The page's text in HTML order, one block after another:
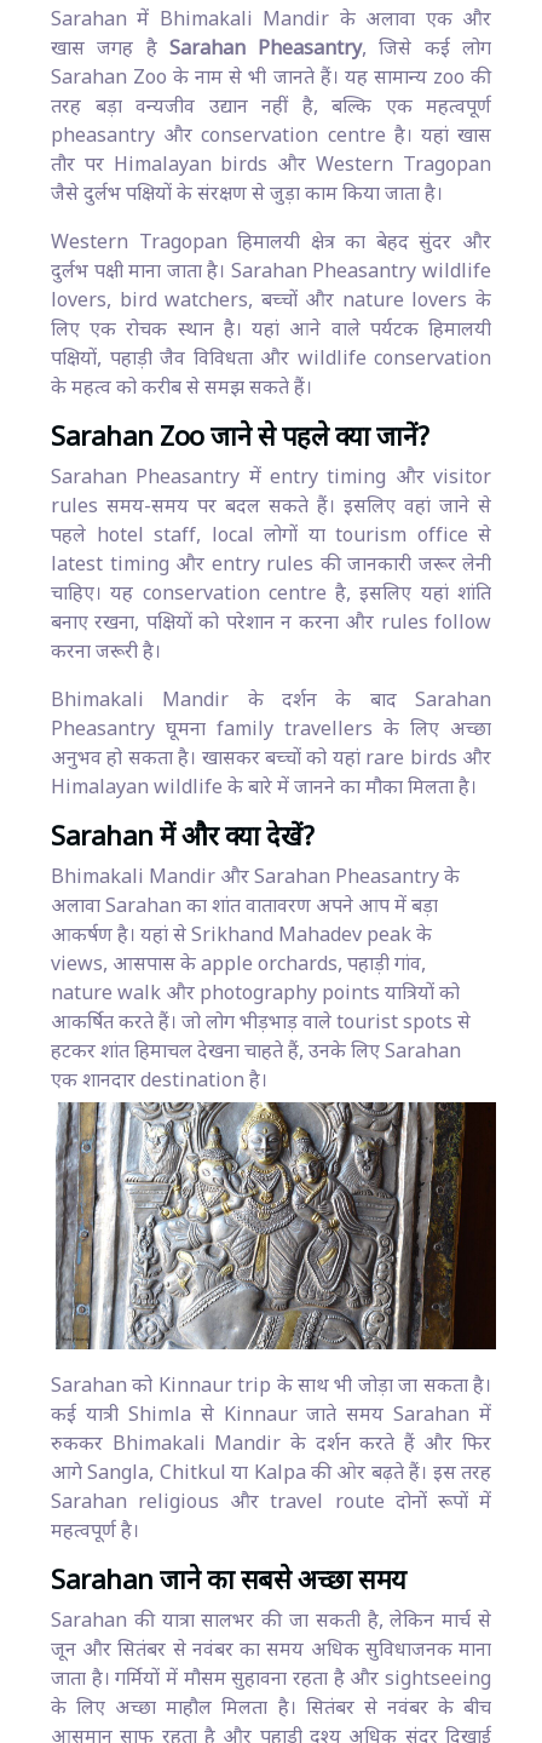
Sarahan में Bhimakali Mandir के अलावा एक और
खास जगह है Sarahan Pheasantry, जिसे कई लोग
Sarahan Zoo के नाम से भी जानते हैं। यह सामान्य zoo की
तरह बड़ा वन्यजीव उद्यान नहीं है, बल्कि एक महत्वपूर्ण
pheasantry और conservation centre है। यहां खास
तौर पर Himalayan birds और Western Tragopan
जैसे दुर्लभ पक्षियों के संरक्षण से जुड़ा काम किया जाता है।
Western Tragopan हिमालयी क्षेत्र का बेहद सुंदर और
दुर्लभ पक्षी माना जाता है। Sarahan Pheasantry wildlife
lovers, bird watchers, बच्चों और nature lovers के
लिए एक रोचक स्थान है। यहां आने वाले पर्यटक हिमालयी
पक्षियों, पहाड़ी जैव विविधता और wildlife conservation
के महत्व को करीब से समझ सकते हैं।
Sarahan Zoo जाने से पहले क्या जानें?
Sarahan Pheasantry में entry timing और visitor
rules समय-समय पर बदल सकते हैं। इसलिए वहां जाने से
पहले hotel staff, local लोगों या tourism office से
latest timing और entry rules की जानकारी जरूर लेनी
चाहिए। यह conservation centre है, इसलिए यहां शांति
बनाए रखना, पक्षियों को परेशान न करना और rules follow
करना जरूरी है।
Bhimakali Mandir के दर्शन के बाद Sarahan
Pheasantry घूमना family travellers के लिए अच्छा
अनुभव हो सकता है। खासकर बच्चों को यहां rare birds और
Himalayan wildlife के बारे में जानने का मौका मिलता है।
Sarahan में और क्या देखें?
Bhimakali Mandir और Sarahan Pheasantry के
अलावा Sarahan का शांत वातावरण अपने आप में बड़ा
आकर्षण है। यहां से Srikhand Mahadev peak के
views, आसपास के apple orchards, पहाड़ी गांव,
nature walk और photography points यात्रियों को
आकर्षित करते हैं। जो लोग भीड़भाड़ वाले tourist spots से
हटकर शांत हिमाचल देखना चाहते हैं, उनके लिए Sarahan
एक शानदार destination है।
Sarahan को Kinnaur trip के साथ भी जोड़ा जा सकता है।
कई यात्री Shimla से Kinnaur जाते समय Sarahan में
रुककर Bhimakali Mandir के दर्शन करते हैं और फिर
आगे Sangla, Chitkul या Kalpa की ओर बढ़ते हैं। इस तरह
Sarahan religious और travel route दोनों रूपों में
महत्वपूर्ण है।
Sarahan जाने का सबसे अच्छा समय
Sarahan की यात्रा सालभर की जा सकती है, लेकिन मार्च से
जून और सितंबर से नवंबर का समय अधिक सुविधाजनक माना
जाता है। गर्मियों में मौसम सुहावना रहता है और sightseeing
के लिए अच्छा माहौल मिलता है। सितंबर से नवंबर के बीच